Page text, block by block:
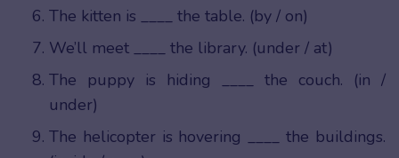
The kitten is ____ the table. (by / on)
We’ll meet ____ the library. (under / at)
The puppy is hiding ____ the couch. (in /
under)
The helicopter is hovering ____ the buildings.